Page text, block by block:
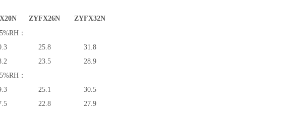
ZYFX26N
ZYFX32N
%RH：
25.8
31.8
23.5
28.9
%RH：
25.1
30.5
22.8
27.9